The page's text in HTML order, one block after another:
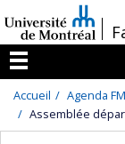
au
contenu
/
Menu
Accueil
Agenda
Assemblée